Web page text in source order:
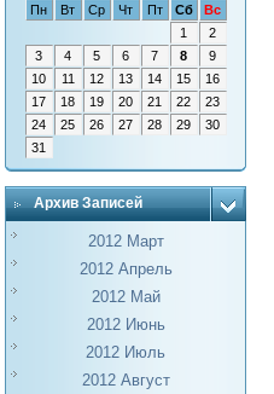
Пн
Вт Ср Чт Пт Сб
Вс
1
2
3
4 5 6 7 8
9
10
11 12 13 14 15
16
17
18 19 20 21 22
23
24
25 26 27 28 29
30
31
Архив Записей
2012 Март
2012 Апрель
2012 Май
2012 Июнь
2012 Июль
2012 Август